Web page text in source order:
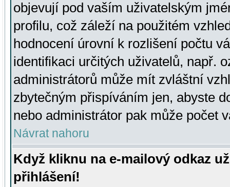
objevují pod vaším uživatelským
profilu, což záleží na použitém
hodnocení úrovní k rozlišení počtu
identifikaci určitých uživatelů, např.
administrátorů může mít zvláštní
zbytečným přispíváním jen, abyste
nebo administrátor pak může počet
Návrat nahoru
Když kliknu na e-mailový odkaz
přihlášení!